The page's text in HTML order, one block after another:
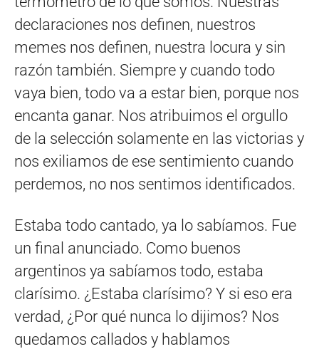
declaraciones nos definen, nuestros
memes nos definen, nuestra locura y sin
razón también. Siempre y cuando todo
vaya bien, todo va a estar bien, porque nos
encanta ganar. Nos atribuimos el orgullo
de la selección solamente en las victorias y
nos exiliamos de ese sentimiento cuando
perdemos, no nos sentimos identificados.
Estaba todo cantado, ya lo sabíamos. Fue
un final anunciado. Como buenos
argentinos ya sabíamos todo, estaba
clarísimo. ¿Estaba clarísimo? Y si eso era
verdad, ¿Por qué nunca lo dijimos? Nos
quedamos callados y hablamos